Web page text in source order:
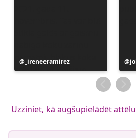
Ierakstu
publicējis
_ireneeramirez
Uzziniet, kā augšupielādēt